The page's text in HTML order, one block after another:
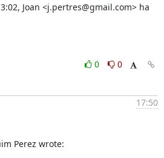
Joan <j.pertres@gmail.com> ha
0
0
17:50
Perez wrote: